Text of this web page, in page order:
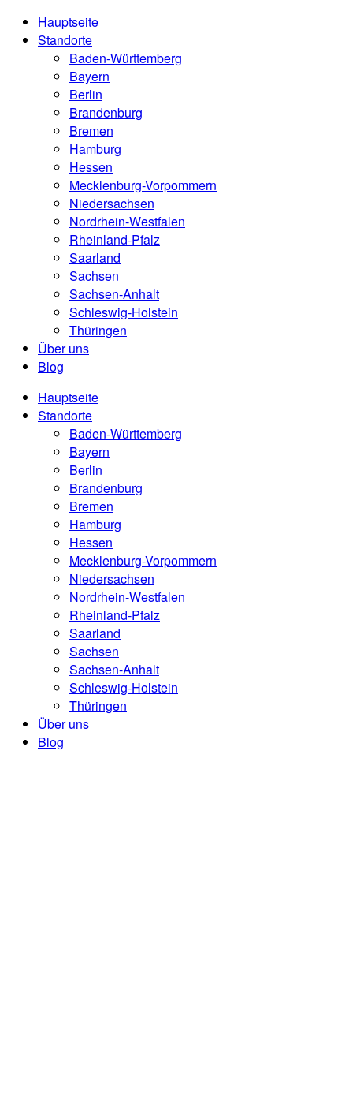
Hauptseite
Standorte
Baden-Württemberg
Bayern
Berlin
Brandenburg
Bremen
Hamburg
Hessen
Mecklenburg-Vorpommern
Niedersachsen
Nordrhein-Westfalen
Rheinland-Pfalz
Saarland
Sachsen
Sachsen-Anhalt
Schleswig-Holstein
Thüringen
Über uns
Blog
Hauptseite
Standorte
Baden-Württemberg
Bayern
Berlin
Brandenburg
Bremen
Hamburg
Hessen
Mecklenburg-Vorpommern
Niedersachsen
Nordrhein-Westfalen
Rheinland-Pfalz
Saarland
Sachsen
Sachsen-Anhalt
Schleswig-Holstein
Thüringen
Über uns
Blog